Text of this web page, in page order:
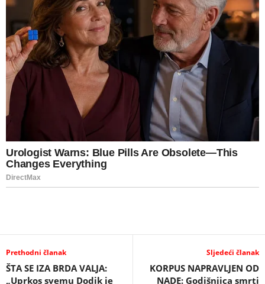
Prethodni članak
ŠTA SE IZA BRDA VALJA:
„Uprkos svemu Dodik je
Sljedeći članak
KORPUS NAPRAVLJEN OD
NADE: Godišnjica smrti